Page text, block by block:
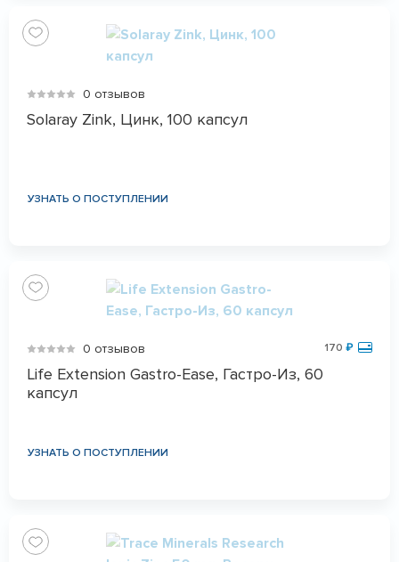
0 отзывов
Solaray Zink, Цинк, 100 капсул
УЗНАТЬ О ПОСТУПЛЕНИИ
0 отзывов 170 ₽
Life Extension Gastro-Ease, Гастро-Из, 60
капсул
УЗНАТЬ О ПОСТУПЛЕНИИ